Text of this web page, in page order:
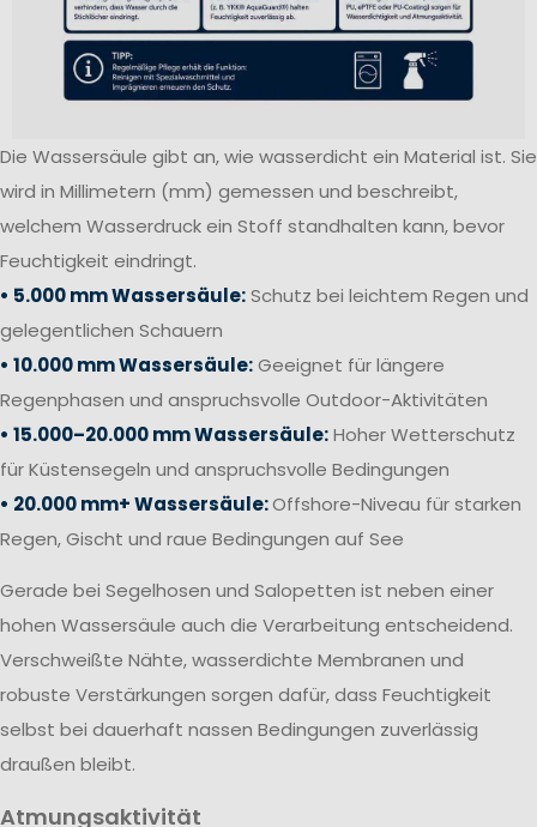
Die Wassersäule gibt an, wie wasserdicht ein Material ist. Sie
wird in Millimetern (mm) gemessen und beschreibt,
welchem Wasserdruck ein Stoff standhalten kann, bevor
Feuchtigkeit eindringt.
• 5.000 mm Wassersäule:Schutz bei leichtem Regen und
gelegentlichen Schauern
• 10.000 mm Wassersäule:Geeignet für längere
Regenphasen und anspruchsvolle Outdoor-Aktivitäten
• 15.000–20.000 mm Wassersäule:Hoher Wetterschutz
für Küstensegeln und anspruchsvolle Bedingungen
• 20.000 mm+ Wassersäule:Offshore-Niveau für starken
Regen, Gischt und raue Bedingungen auf See
Gerade bei Segelhosen und Salopetten ist neben einer
hohen Wassersäule auch die Verarbeitung entscheidend.
Verschweißte Nähte, wasserdichte Membranen und
robuste Verstärkungen sorgen dafür, dass Feuchtigkeit
selbst bei dauerhaft nassen Bedingungen zuverlässig
draußen bleibt.
Atmungsaktivität